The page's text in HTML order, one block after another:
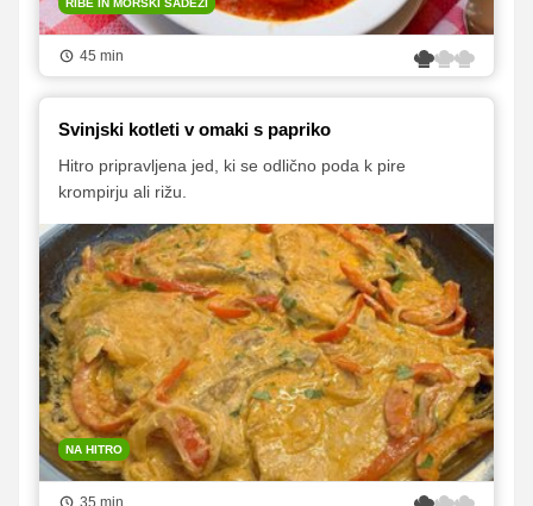
RIBE IN MORSKI SADEŽI
45 min
Svinjski kotleti v omaki s papriko
Hitro pripravljena jed, ki se odlično poda k pire
krompirju ali rižu.
NA HITRO
35 min